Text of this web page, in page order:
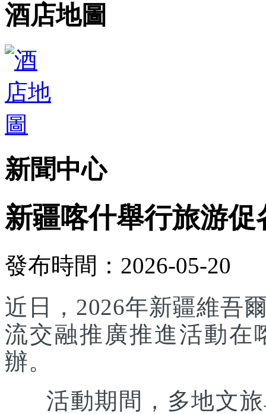
酒店地圖
新聞中心
新疆喀什舉行旅游
發布時間：2026-05-20
近日，2026年新疆維吾
流交融推廣推進活動在
辦。
活動期間，多地文旅